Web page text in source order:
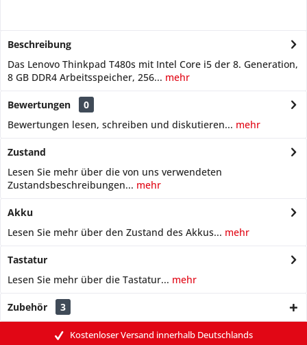
Beschreibung
Das Lenovo Thinkpad T480s mit Intel Core i5 der 8. Generation,
8 GB DDR4 Arbeitsspeicher, 256... mehr
Bewertungen
0
Bewertungen lesen, schreiben und diskutieren... mehr
Zustand
Lesen Sie mehr über die von uns verwendeten
Zustandsbeschreibungen... mehr
Akku
Lesen Sie mehr über den Zustand des Akkus... mehr
Tastatur
Lesen Sie mehr über die Tastatur... mehr
Zubehör 3
Kostenloser Versand innerhalb Deutschlands